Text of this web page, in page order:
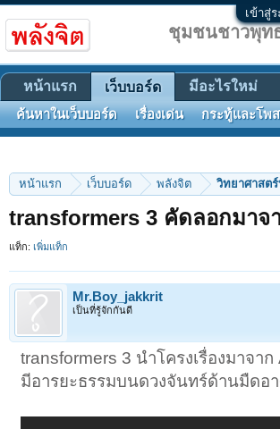
เข้าสู่
หน้าแรก เว็บบอร์ด พลังจิต วิทยาศาสต
transformers 3 คัดลอกมาจ
แท็ก: เพิ่มแท็ก
Mr.Boy_jakkrit
เป็นที่รู้จักกันดี
transformers 3 นำโครงเรื่องมาจา
มีอารยะธรรมบนดวงจันทร์ด้านมืดอ
ชุมชนชาวพุท
หน้าแรก เว็บบอร์ด
ค้นหาในเว็บบอร์ด เรื่องเด่น กระทู้และโพ
มีอะไรใหม่